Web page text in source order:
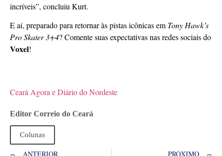
incríveis”, concluiu Kurt.
E aí, preparado para retornar às pistas icônicas emTony Hawk’s
Pro Skater 3+4? Comente suas expectativas nas redes sociais do
Voxel!
Ceará Agora e Diário do Nordeste
Editor Correio do Ceará
Colunas
ANTERIOR PRÓXIMO